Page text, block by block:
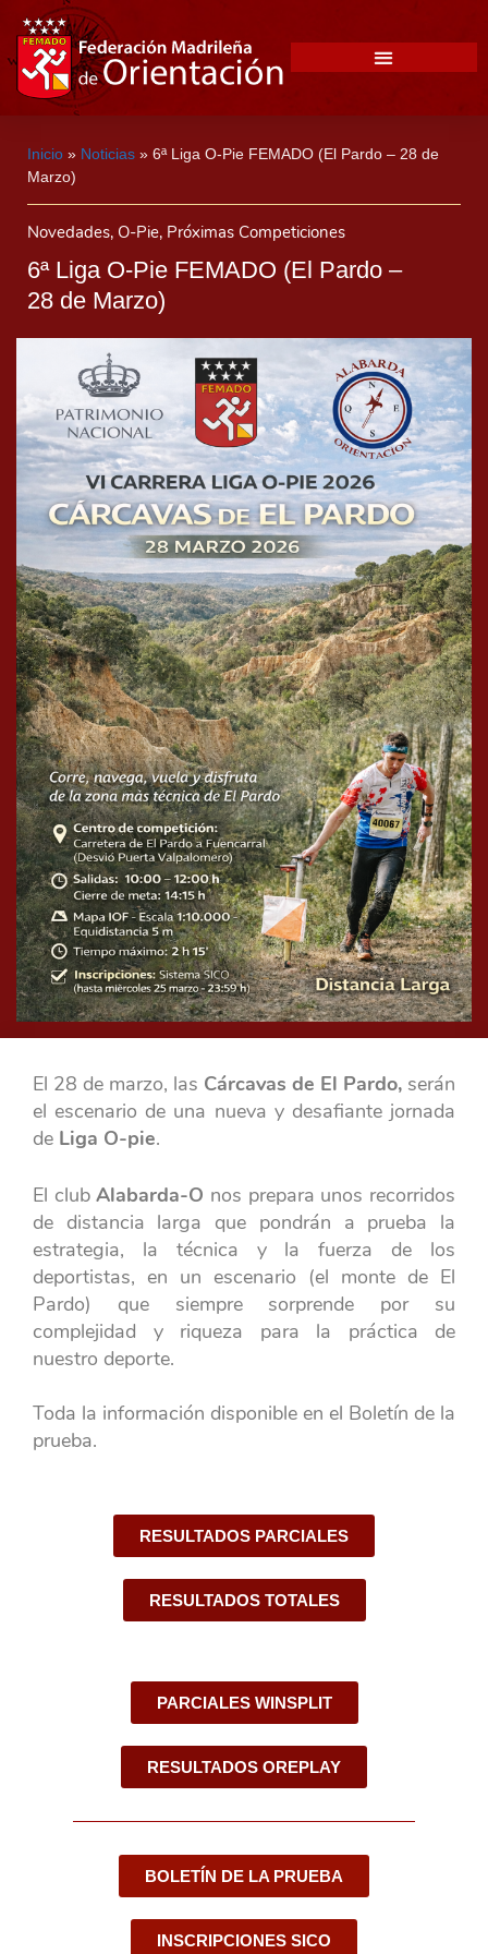
Inicio » Noticias » 6ª Liga O-Pie FEMADO (El Pardo – 28 de
Marzo)
Novedades, O-Pie, Próximas Competiciones
6ª Liga O-Pie FEMADO (El Pardo –
28 de Marzo)
El 28 de marzo, las Cárcavas de El Pardo, serán
el escenario de una nueva y desafiante jornada
de Liga O-pie.
El clubAlabarda-O nos prepara unos recorridos
de distancia larga que pondrán a prueba la
estrategia, la técnica y la fuerza de los
deportistas, en un escenario (el monte de El
Pardo) que siempre sorprende por su
complejidad y riqueza para la práctica de
nuestro deporte.
Toda la información disponible en el Boletín de la
prueba.
RESULTADOS PARCIALES
RESULTADOS TOTALES
PARCIALES WINSPLIT
RESULTADOS OREPLAY
BOLETÍN DE LA PRUEBA
INSCRIPCIONES SICO